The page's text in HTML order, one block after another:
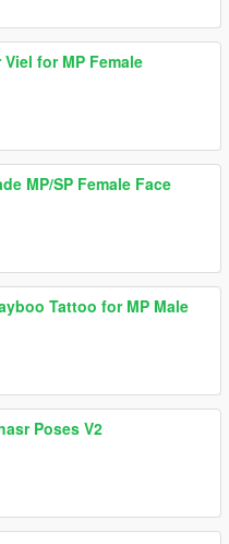
Viel for MP Female
MP/SP Female Face
Tattoo for MP Male
Poses V2